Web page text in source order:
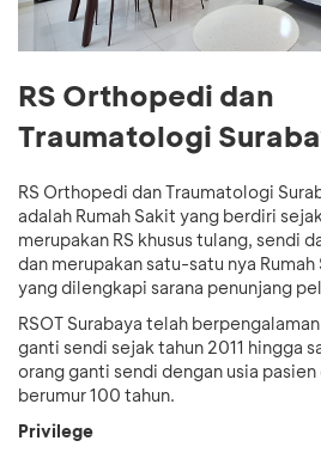
RS Orthopedi dan
Traumatologi
RS Orthopedi dan Traumatologi
adalah Rumah Sakit yang berdiri
merupakan RS khusus tulang, sendi
dan merupakan satu-satu nya
yang dilengkapi sarana penunjang
RSOT Surabaya telah
ganti sendi sejak tahun 2011 hingga
orang ganti sendi dengan usia
berumur 100 tahun.
Privilege